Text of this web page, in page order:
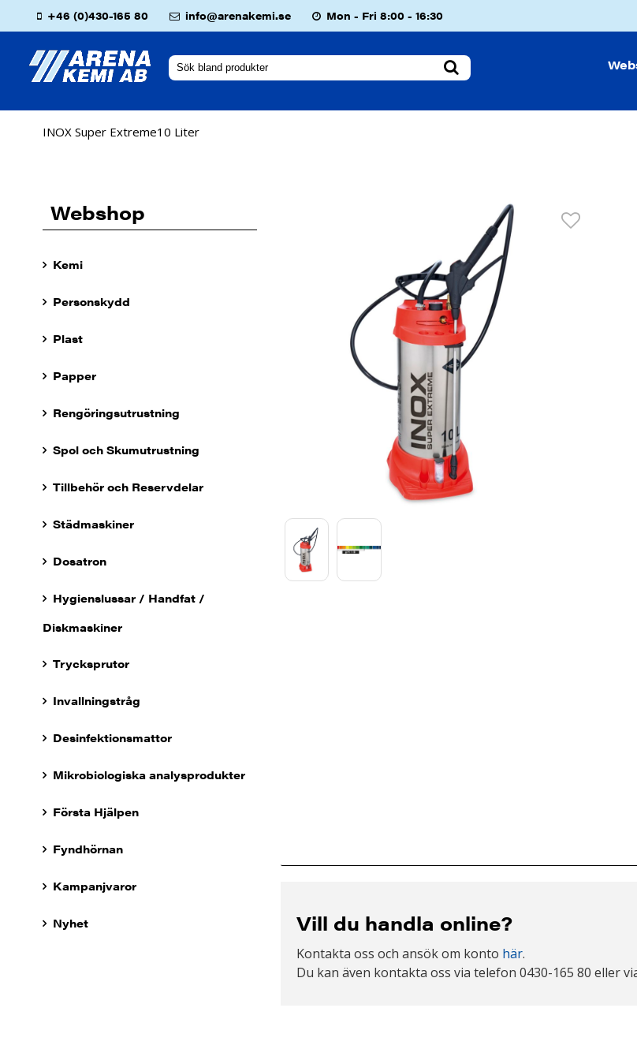
+46 (0)430-165 80 info@arenakemi.se Mon - Fri 8:00 - 16:30
INOX Super Extreme10 Liter
Webshop
Kemi
Personskydd
Plast
Papper
Rengöringsutrustning
Spol och Skumutrustning
Tillbehör och Reservdelar
Städmaskiner
Dosatron
Hygienslussar / Handfat /
Diskmaskiner
Trycksprutor
Invallningstråg
Desinfektionsmattor
Mikrobiologiska analysprodukter
Första Hjälpen
Fyndhörnan
Kampanjvaror
Nyhet Vill du handla online?
Kontakta oss och ansök om konto här.
Du kan även kontakta oss via telefon 0430-165 80 eller